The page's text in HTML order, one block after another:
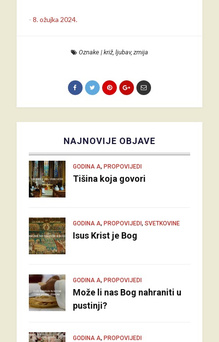
- 8. ožujka 2024.
Oznake| križ, ljubav, zmija
NAJNOVIJE OBJAVE
GODINA A, PROPOVIJEDI
Tišina koja govori
GODINA A, PROPOVIJEDI, SVETKOVINE
Isus Krist je Bog
GODINA A, PROPOVIJEDI
Može li nas Bog nahraniti u
pustinji?
GODINA A, PROPOVIJEDI